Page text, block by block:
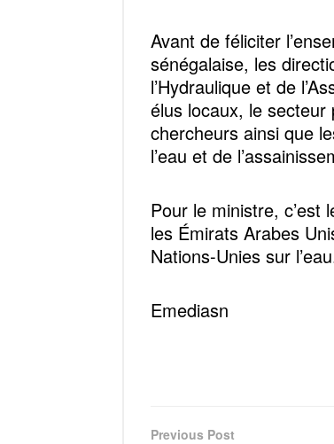
Avant de féliciter
sénégalaise, les
l’Hydraulique et de
élus locaux, le
chercheurs ainsi que
l’eau et de
Pour le ministre, c’est
les Émirats Arabes
Nations-Unies sur
Emediasn
Previous Post